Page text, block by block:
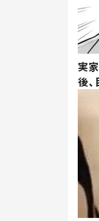
実
後